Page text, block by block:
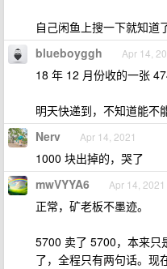
自己闲鱼上搜一下就知道
blueboyggh Apr 14,
18 年 12 月份收的一张
明天快递到，不知道能不
Nerv Apr 14, 2021
1000 块出掉的，哭了
mwVYYA6 Apr 14,
正常，矿老板不墨迹。
5700 卖了 5700，本来只
了，全程只有两句话。现